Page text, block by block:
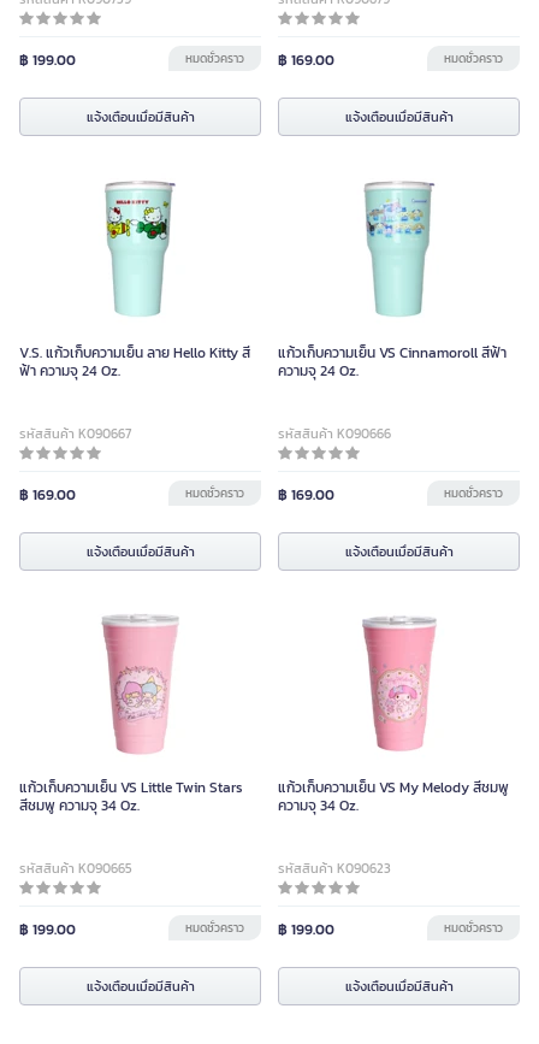
฿ 199.00 หมดชั่วคราว
แจ้งเตือนเมื่อมีสินค้า
฿ 169.00 หมดชั่วคราว
แจ้งเตือนเมื่อมีสินค้า
V.S. แก้วเก็บความเย็น ลาย Hello Kitty สี
ฟ้า ความจุ 24 Oz.
รหัสสินค้า K090667
฿ 169.00 หมดชั่วคราว
แจ้งเตือนเมื่อมีสินค้า
แก้วเก็บความเย็น VS Cinnamoroll สีฟ้า
ความจุ 24 Oz.
รหัสสินค้า K090666
฿ 169.00 หมดชั่วคราว
แจ้งเตือนเมื่อมีสินค้า
แก้วเก็บความเย็น VS Little Twin Stars
สีชมพู ความจุ 34 Oz.
รหัสสินค้า K090665
฿ 199.00 หมดชั่วคราว
แจ้งเตือนเมื่อมีสินค้า
แก้วเก็บความเย็น VS My Melody สีชมพู
ความจุ 34 Oz.
รหัสสินค้า K090623
฿ 199.00 หมดชั่วคราว
แจ้งเตือนเมื่อมีสินค้า